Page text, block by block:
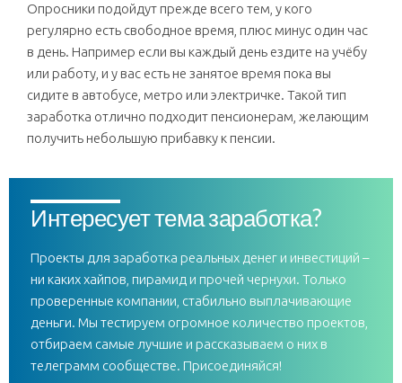
Опросники подойдут прежде всего тем, у кого
регулярно есть свободное время, плюс минус один час
в день. Например если вы каждый день ездите на учёбу
или работу, и у вас есть не занятое время пока вы
сидите в автобусе, метро или электричке. Такой тип
заработка отлично подходит пенсионерам, желающим
получить небольшую прибавку к пенсии.
Интересует тема заработка?
Проекты для заработка реальных денег и инвестиций –
ни каких хайпов, пирамид и прочей чернухи. Только
проверенные компании, стабильно выплачивающие
деньги. Мы тестируем огромное количество проектов,
отбираем самые лучшие и рассказываем о них в
телеграмм сообществе. Присоединяйся!